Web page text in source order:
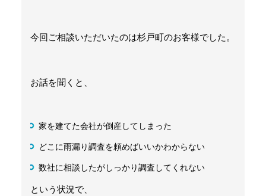
今回ご相談いただいたのは杉戸町のお客様でした。
お話を聞くと、
家を建てた会社が倒産してしまった
どこに雨漏り調査を頼めばいいかわからない
数社に相談したがしっかり調査してくれない
という状況で、